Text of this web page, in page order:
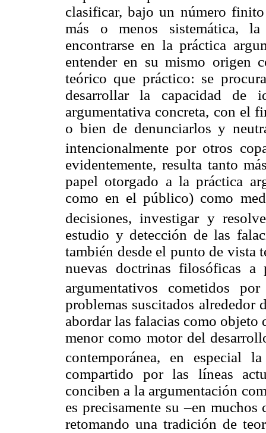
clasificar, bajo un número
más o menos sistemática,
encontrarse en la práctica
entender en su mismo origen
teórico que práctico: se
desarrollar la capacidad de
argumentativa concreta, con el
o bien de denunciarlos y
intencionalmente por otros
evidentemente, resulta tanto
papel otorgado a la práctica
como en el público) como
decisiones, investigar y
estudio y detección de las
también desde el punto de vista
nuevas doctrinas filosóficas
argumentativos cometidos
problemas suscitados alrededor
abordar las falacias como
menor como motor del
contemporánea, en especial
compartido por las líneas
conciben a la argumentación
es precisamente su –en
retomando una tradición de